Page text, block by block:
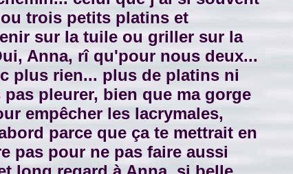
trois petits platins et
sur la tuile ou griller sur la
Anna, rî qu'pour nous deux...
plus rien... plus de platins ni
pleurer, bien que ma gorge
empêcher les lacrymales,
parce que ça te mettrait en
pas pour ne pas faire aussi